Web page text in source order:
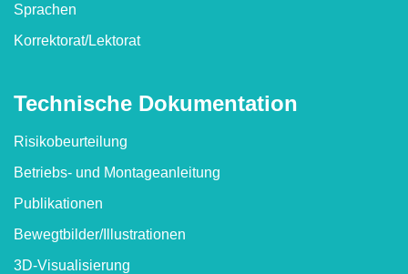
Sprachen
Korrektorat/​Lektorat
Technische Dokumen­tation
Risikobeurteilung
Betriebs- und Montageanleitung
Publikationen
Bewegtbilder/​Illustrationen
3D-Visualisierung